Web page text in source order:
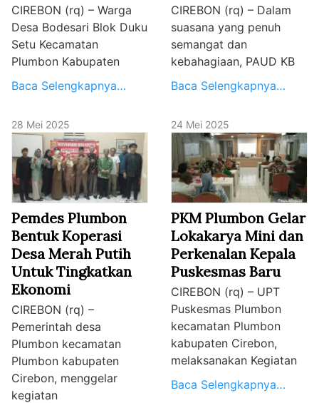
CIREBON (rq) – Warga
Desa Bodesari Blok Duku
Setu Kecamatan
Plumbon Kabupaten
Baca Selengkapnya…
CIREBON (rq) – Dalam
suasana yang penuh
semangat dan
kebahagiaan, PAUD KB
Baca Selengkapnya…
28 Mei 2025
Pemdes Plumbon
Bentuk Koperasi
Desa Merah Putih
Untuk Tingkatkan
Ekonomi
CIREBON (rq) –
Pemerintah desa
Plumbon kecamatan
Plumbon kabupaten
Cirebon, menggelar
kegiatan
24 Mei 2025
PKM Plumbon Gelar
Lokakarya Mini dan
Perkenalan Kepala
Puskesmas Baru
CIREBON (rq) – UPT
Puskesmas Plumbon
kecamatan Plumbon
kabupaten Cirebon,
melaksanakan Kegiatan
Baca Selengkapnya…